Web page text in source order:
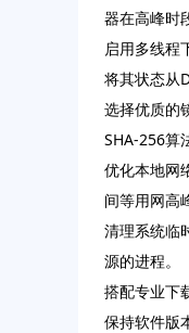
器在高峰时
启用多线程
将其状态从
选择优质的
SHA-256算
优化本地网
间等用网高
清理系统临
源的进程。
搭配专业下
保持软件版